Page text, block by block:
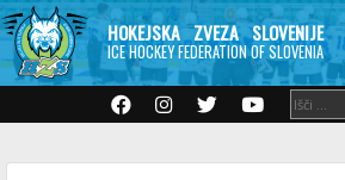
HOKEJSKA ZVEZA SLOVENIJE
ICE HOCKEY FEDERATION OF SLOVENIA